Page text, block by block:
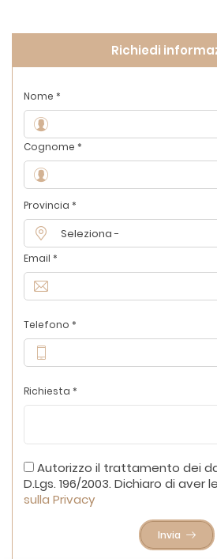
Richiedi
Nome *
Cognome *
Provincia *
Email *
Telefono *
Richiesta *
Autorizzo il trattamento dei
D.Lgs. 196/2003. Dichiaro di aver
sulla Privacy
Invia